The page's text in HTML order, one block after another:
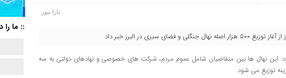
تارا نیوز
سبزی در البرز خبر داد.
این نهال ها بین متقاضیان شامل عموم مردم، شرکت های خصوصی و نهادهای دولتی به سه
توزیع می شود.
:: ما را